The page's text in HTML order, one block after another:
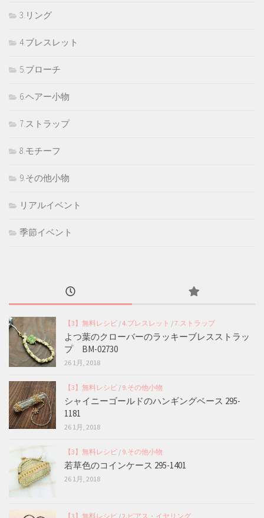
3.リング
4.ブレスレット
5.ブローチ
6.ヘアー小物
7.ストラップ
8.モチーフ
9.その他小物
リアルイベント
季節イベント
【3】無料レシピ /4.ブレスレット /7.ストラップ
よつ葉のクローバーのラッキーブレスストラッ
プ BM-02730
26 1月, 2018
【3】無料レシピ / 9.その他小物
シャイニーゴールドのハンギングベース 295-
1181
26 1月, 2018
【3】無料レシピ / 9.その他小物
若草色のコインケース 295-1401
26 1月, 2018
【3】無料レシピ /2.ピアス・イヤリング